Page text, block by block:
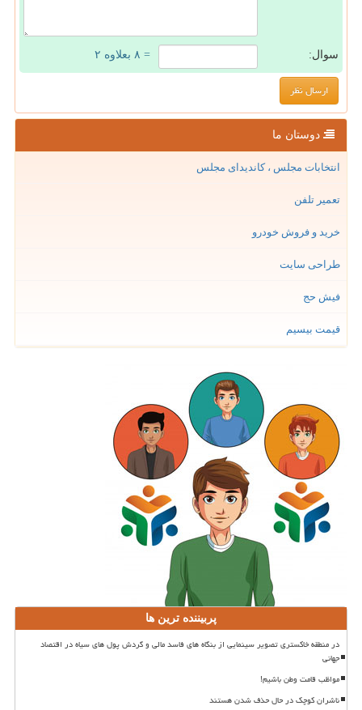
سوال: = ۸ بعلاوه ۲
دوستان ما
انتخابات مجلس ، کاندیدای مجلس
تعمیر تلفن
خرید و فروش خودرو
طراحی سایت
فیش حج
قیمت بیسیم
پربیننده ترین ها
در منطقه خاکستری تصویر سینمایی از بنگاه های فاسد مالی و گردش پول های سیاه در اقتصاد
جهانی
مواظب قامت وطن باشیم!
ناشران کوچک در حال حذف شدن هستند